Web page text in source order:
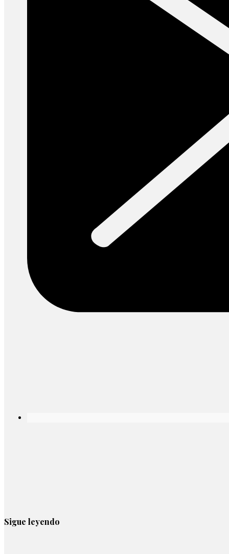
Sigue leyendo